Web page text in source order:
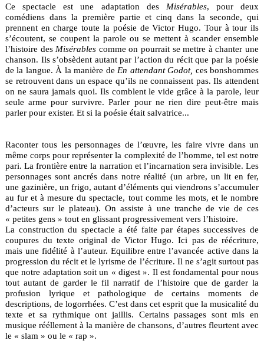
Ce spectacle est une adaptation des Misérables, pour deux
comédiens dans la première partie et cinq dans la seconde, qui
prennent en charge toute la poésie de Victor Hugo. Tour à tour ils
s’écoutent, se coupent la parole ou se mettent à scander ensemble
l’histoire des Misérables comme on pourrait se mettre à chanter une
chanson. Ils s’obsèdent autant par l’action du récit que par la poésie
de la langue. À la manière de En attendant Godot, ces bonshommes
se retrouvent dans un espace qu’ils ne connaissent pas. Ils attendent
on ne saura jamais quoi. Ils comblent le vide grâce à la parole, leur
seule arme pour survivre. Parler pour ne rien dire peut-être mais
parler pour exister. Et si la poésie était salvatrice...
Raconter tous les personnages de l’œuvre, les faire vivre dans un
même corps pour représenter la complexité de l’homme, tel est notre
pari. La frontière entre la narration et l’incarnation sera invisible. Les
personnages sont ancrés dans notre réalité (un arbre, un lit en fer,
une gazinière, un frigo, autant d’éléments qui viendrons s’accumuler
au fur et à mesure du spectacle, tout comme les mots, et le nombre
d’acteurs sur le plateau). On assiste à une tranche de vie de ces
« petites gens » tout en glissant progressivement vers l’histoire.
La construction du spectacle a été faite par étapes successives de
coupures du texte original de Victor Hugo. Ici pas de réécriture,
mais une fidélité à l’auteur. Equilibre entre l’avancée active dans la
progression du récit et le lyrisme de l’écriture. Il ne s’agit surtout pas
que notre adaptation soit un « digest ». Il est fondamental pour nous
tout autant de garder le fil narratif de l’histoire que de garder la
profusion lyrique et pathologique de certains moments de
descriptions, de logorrhées. C’est dans cet esprit que la musicalité du
texte et sa rythmique ont jaillis. Certains passages sont mis en
musique rééllement à la manière de chansons, d’autres fleurtent avec
le « slam » ou le « rap ».